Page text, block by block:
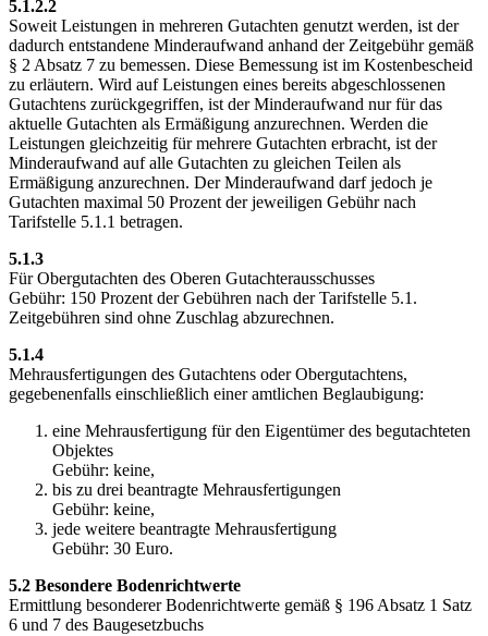
5.1.2.2
Soweit Leistungen in mehreren Gutachten genutzt werden, ist der
dadurch entstandene Minderaufwand anhand der Zeitgebühr gemäß
§ 2 Absatz 7 zu bemessen. Diese Bemessung ist im Kostenbescheid
zu erläutern. Wird auf Leistungen eines bereits abgeschlossenen
Gutachtens zurückgegriffen, ist der Minderaufwand nur für das
aktuelle Gutachten als Ermäßigung anzurechnen. Werden die
Leistungen gleichzeitig für mehrere Gutachten erbracht, ist der
Minderaufwand auf alle Gutachten zu gleichen Teilen als
Ermäßigung anzurechnen. Der Minderaufwand darf jedoch je
Gutachten maximal 50 Prozent der jeweiligen Gebühr nach
Tarifstelle 5.1.1 betragen.
5.1.3
Für Obergutachten des Oberen Gutachterausschusses
Gebühr: 150 Prozent der Gebühren nach der Tarifstelle 5.1.
Zeitgebühren sind ohne Zuschlag abzurechnen.
5.1.4
Mehrausfertigungen des Gutachtens oder Obergutachtens,
gegebenenfalls einschließlich einer amtlichen Beglaubigung:
eine Mehrausfertigung für den Eigentümer des begutachteten
Objektes
Gebühr: keine,
bis zu drei beantragte Mehrausfertigungen
Gebühr: keine,
jede weitere beantragte Mehrausfertigung
Gebühr: 30 Euro.
5.2 Besondere Bodenrichtwerte
Ermittlung besonderer Bodenrichtwerte gemäß § 196 Absatz 1 Satz
6 und 7 des Baugesetzbuchs